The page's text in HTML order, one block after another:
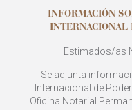
INFORMACIÓN
INTERNACIONAL
Estimados/as
Se adjunta
Internacional de
Oficina Notarial